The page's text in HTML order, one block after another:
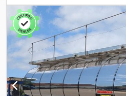
mm, înălțime totală:3.700 mm,
pentru combustibili, căptușeală
cisternă, încărcare de jos, volum total
compartimente, 1. compartiment
21.000 litri, pompă SENING, 2
contor Sening-GMVZ, axe
tambur, suspensie pneumatică.
autocolante publicitare și/sau
Dcodpfxslmitno Al Dsk Oferta